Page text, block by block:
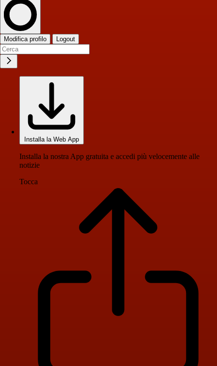
Modifica profilo Logout
Installa la Web App
Installa la nostra App gratuita e accedi più velocemente alle
notizie
Tocca